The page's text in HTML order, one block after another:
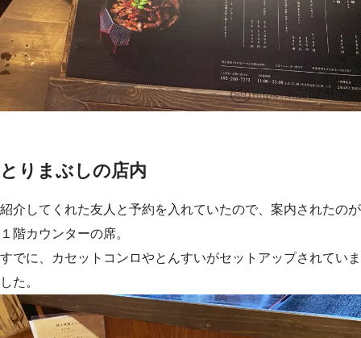
とりまぶしの店内
紹介してくれた友人と予約を入れていたので、案内されたのが
１階カウンターの席。
すでに、カセットコンロやとんすいがセットアップされていま
した。